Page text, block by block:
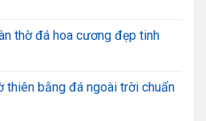
thờ đá hoa cương đẹp tinh
thiên bằng đá ngoài trời chuẩn